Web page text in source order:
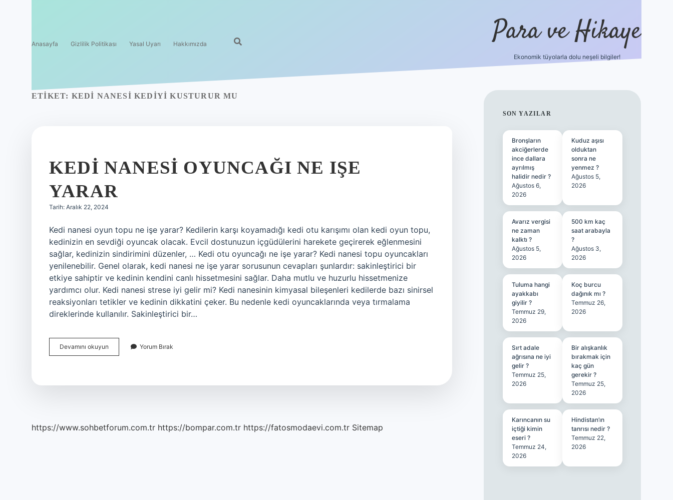
Anasayfa Gizlilik Politikası Yasal Uyarı Hakkımızda Para ve Hikaye
Ekonomik tüyolarla dolu neşeli bilgiler!
ETIKET: KEDI NANESI KEDIYI KUSTURUR MU
KEDI NANESI OYUNCAĞI NE IŞE
YARAR
Tarih: Aralık 22, 2024
Kedi nanesi oyun topu ne işe yarar? Kedilerin karşı koyamadığı kedi otu karışımı olan kedi oyun topu,
kedinizin en sevdiği oyuncak olacak. Evcil dostunuzun içgüdülerini harekete geçirerek eğlenmesini
sağlar, kedinizin sindirimini düzenler, … Kedi otu oyuncağı ne işe yarar? Kedi nanesi topu oyuncakları
yenilenebilir. Genel olarak, kedi nanesi ne işe yarar sorusunun cevapları şunlardır: sakinleştirici bir
etkiye sahiptir ve kedinin kendini canlı hissetmesini sağlar. Daha mutlu ve huzurlu hissetmenize
yardımcı olur. Kedi nanesi strese iyi gelir mi? Kedi nanesinin kimyasal bileşenleri kedilerde bazı sinirsel
reaksiyonları tetikler ve kedinin dikkatini çeker. Bu nedenle kedi oyuncaklarında veya tırmalama
direklerinde kullanılır. Sakinleştirici bir…
Devamını okuyun
Nanesi
Yorum Bırak
https://www.sohbetforum.com.tr https://bompar.com.tr https://fatosmodaevi.com.tr Sitemap
SIDEBAR
SON YAZILAR
Bronşların
akciğerlerde
ince dallara
ayrılmış
halidir nedir ?
Ağustos 6,
2026
Kuduz aşısı
olduktan
sonra ne
yenmez ?
Ağustos 5,
2026
Avarız vergisi
ne zaman
kalktı ?
Ağustos 5,
2026
500 km kaç
saat arabayla
?
Ağustos 3,
2026
Tuluma hangi
ayakkabı
giyilir ?
Temmuz 29,
2026
Koç burcu
dağınık mı ?
Temmuz 26,
2026
Sırt adale
ağrısına ne iyi
gelir ?
Temmuz 25,
2026
Bir alışkanlık
bırakmak için
kaç gün
gerekir ?
Temmuz 25,
2026
Karıncanın su
içtiği kimin
eseri ?
Temmuz 24,
2026
Hindistan’ın
tanrısı nedir ?
Temmuz 22,
2026
hiltonbet